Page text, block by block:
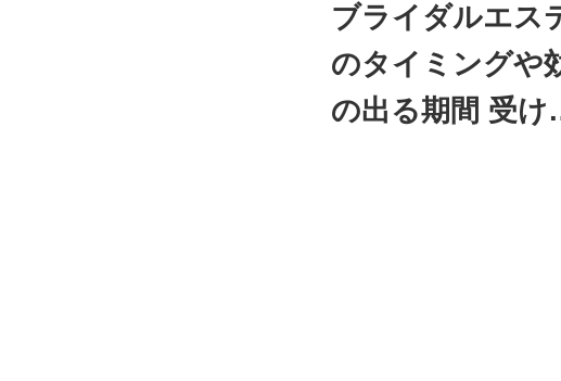
ブライダルエス
のタイミングや
の出る期間 受け